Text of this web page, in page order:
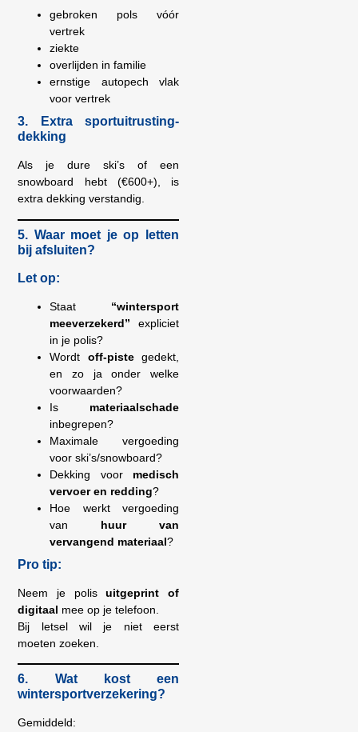
gebroken pols vóór
vertrek
ziekte
overlijden in familie
ernstige autopech vlak
voor vertrek
3.
Extra sportuitrusting-
dekking
Als je dure ski’s of een
snowboard hebt (€600+), is
extra dekking verstandig.
5. Waar moet je op letten
bij afsluiten?
Let op:
Staat “wintersport
meeverzekerd” expliciet
in je polis?
Wordt off-pistegedekt,
en zo ja onder welke
voorwaarden?
Is materiaalschade
inbegrepen?
Maximale vergoeding
voor ski’s/snowboard?
Dekking voor medisch
vervoer en redding?
Hoe werkt vergoeding
van huur van
vervangend materiaal?
Pro tip:
Neem je polisuitgeprint of
digitaal mee op je telefoon.
Bij letsel wil je niet eerst
moeten zoeken.
6. Wat kost een
wintersportverzekering?
Gemiddeld: